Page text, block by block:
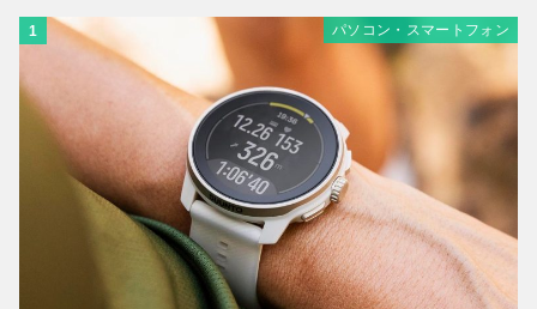
1 パソコン・スマートフォン